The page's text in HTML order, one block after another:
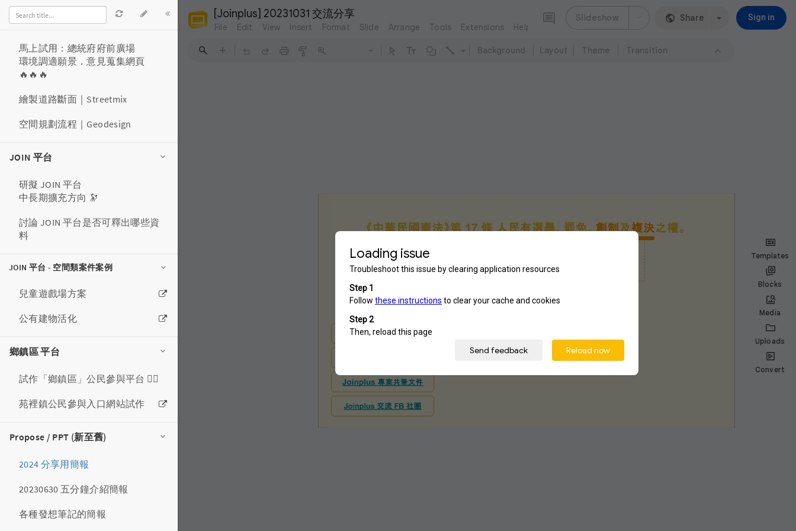
．Unlimited Cities DIY
．CGI tool
馬上試用：總統府府前廣場
環境調適願景．意見蒐集網頁
🔥🔥🔥
繪製道路斷面｜Streetmix
空間規劃流程｜Geodesign
JOIN 平台
研擬 JOIN 平台
中長期擴充方向 🔭
討論 JOIN 平台是否可釋出哪些資
料
JOIN 平台 - 空間類案件案例
兒童遊戲場方案
公有建物活化
鄉鎮區 平台
試作「鄉鎮區」公民參與平台 🙋‍♀️
苑裡鎮公民參與入口網站試作
Propose / PPT (新至舊)
2024 分享用簡報
20230630 五分鐘介紹簡報
各種發想筆記的簡報